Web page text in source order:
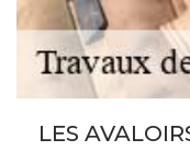
LES